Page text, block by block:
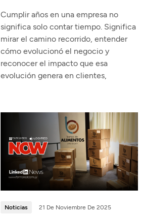
Cumplir años en una empresa no
significa solo contar tiempo. Significa
mirar el camino recorrido, entender
cómo evolucionó el negocio y
reconocer el impacto que esa
evolución genera en clientes,
Noticias 21 De Noviembre De 2025